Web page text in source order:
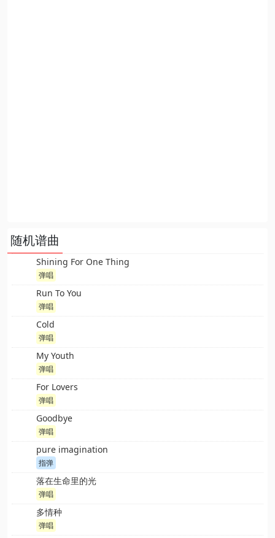
随机谱曲
Shining For One Thing
弹唱
Run To You
弹唱
Cold
弹唱
My Youth
弹唱
For Lovers
弹唱
Goodbye
弹唱
pure imagination
指弹
落在生命里的光
弹唱
多情种
弹唱